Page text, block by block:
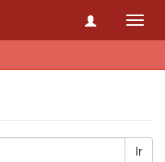
Ir